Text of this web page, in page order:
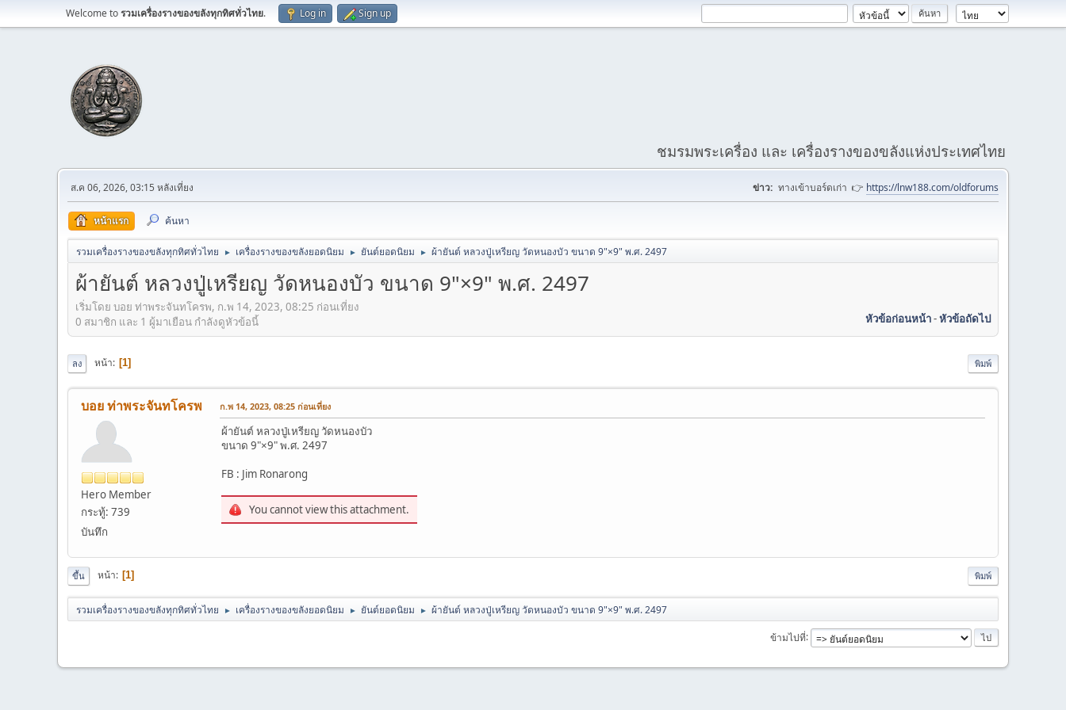
Welcome toรวมเครื่องรางของขลังทุกทิศทั่วไทย. Log in Sign up
ชมรมพระเครื่อง และ เครื่องรางของขลังแห่งประเทศไทย
ส.ค 06, 2026, 03:15 หลังเที่ยง ข่าว: ทางเข้าบอร์ดเก่า 👉 https://lnw188.com/oldforums
หน้าแรก ค้นหา
รวมเครื่องรางของขลังทุกทิศทั่วไทย ► เครื่องรางของขลังยอดนิยม ► ยันต์ยอดนิยม ► ผ้ายันต์ หลวงปู่เหรียญ วัดหนองบัว ขนาด 9"×9" พ.ศ. 2497
ผ้ายันต์ หลวงปู่เหรียญ วัดหนองบัว ขนาด 9"×9" พ.ศ. 2497
เริ่มโดย บอย ท่าพระจันทโครพ, ก.พ 14, 2023, 08:25 ก่อนเที่ยง
หัวข้อก่อนหน้า-หัวข้อถัดไป
0 สมาชิก และ 1 ผู้มาเยือน กำลังดูหัวข้อนี้
พิมพ์
ลง หน้า 1
บอย ท่าพระจันทโครพ
Hero Member
กระทู้: 739
บันทึก
ก.พ 14, 2023, 08:25 ก่อนเที่ยง
ผ้ายันต์ หลวงปู่เหรียญ วัดหนองบัว
ขนาด 9"×9" พ.ศ. 2497
FB : Jim Ronarong
You cannot view this attachment.
พิมพ์
ขึ้น หน้า 1
รวมเครื่องรางของขลังทุกทิศทั่วไทย ► เครื่องรางของขลังยอดนิยม ► ยันต์ยอดนิยม ► ผ้ายันต์ หลวงปู่เหรียญ วัดหนองบัว ขนาด 9"×9" พ.ศ. 2497
ข้ามไปที่